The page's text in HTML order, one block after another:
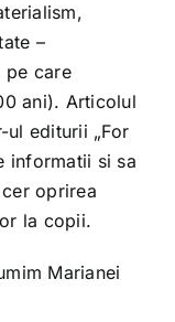
–
pe care
ani). Articolul
ul editurii „For
informatii si sa
oprirea
la copii.
Marianei